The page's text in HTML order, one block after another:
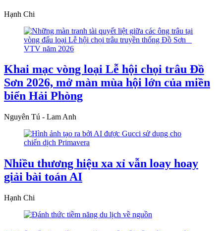
Hạnh Chi
Khai mạc vòng loại Lễ hội chọi trâu Đồ
Sơn 2026, mở màn mùa hội lớn của miền
biển Hải Phòng
Nguyên Tú - Lam Anh
Nhiều thương hiệu xa xỉ vẫn loay hoay
giải bài toán AI
Hạnh Chi